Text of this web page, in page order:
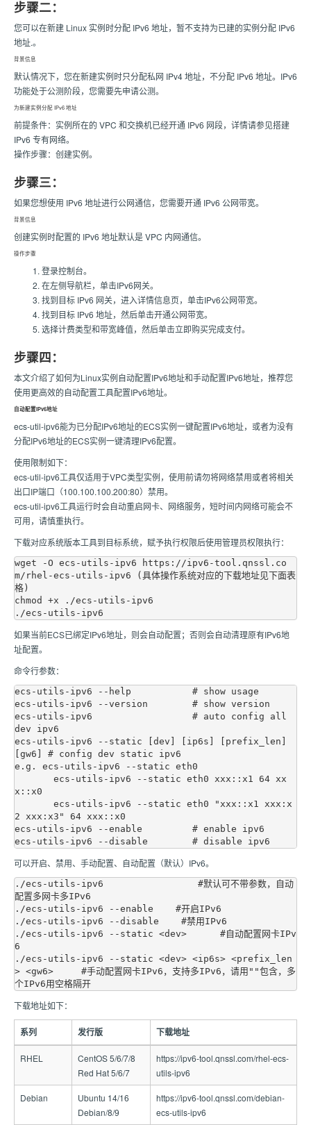
步骤二：
您可以在新建 Linux 实例时分配 IPv6 地址，暂不支持为已建的实例分配 IPv6
地址.。
背景信息
默认情况下，您在新建实例时只分配私网 IPv4 地址，不分配 IPv6 地址。IPv6
功能处于公测阶段，您需要先申请公测。
为新建实例分配 IPv6 地址
前提条件：实例所在的 VPC 和交换机已经开通 IPv6 网段，详情请参见搭建
IPv6 专有网络。
操作步骤：创建实例。
步骤三：
如果您想使用 IPv6 地址进行公网通信，您需要开通 IPv6 公网带宽。
背景信息
创建实例时配置的 IPv6 地址默认是 VPC 内网通信。
操作步骤
登录控制台。
在左侧导航栏，单击IPv6网关。
找到目标 IPv6 网关，进入详情信息页，单击IPv6公网带宽。
找到目标 IPv6 地址，然后单击开通公网带宽。
选择计费类型和带宽峰值，然后单击立即购买完成支付。
步骤四：
本文介绍了如何为Linux实例自动配置IPv6地址和手动配置IPv6地址，推荐您
使用更高效的自动配置工具配置IPv6地址。
自动配置IPv6地址
ecs-util-ipv6能为已分配IPv6地址的ECS实例一键配置IPv6地址，或者为没有
分配IPv6地址的ECS实例一键清理IPv6配置。
使用限制如下：
ecs-util-ipv6工具仅适用于VPC类型实例，使用前请勿将网络禁用或者将相关
出口IP端口（100.100.100.200:80）禁用。
ecs-util-ipv6工具运行时会自动重启网卡、网络服务，短时间内网络可能会不
可用，请慎重执行。
下载对应系统版本工具到目标系统，赋予执行权限后使用管理员权限执行：
wget -O ecs-utils-ipv6 https://ipv6-tool.qnssl.co
m/rhel-ecs-utils-ipv6 (具体操作系统对应的下载地址见下面表
格)
chmod +x ./ecs-utils-ipv6
如果当前ECS已绑定IPv6地址，则会自动配置；否则会自动清理原有IPv6地
址配置。
命令行参数：
ecs-utils-ipv6 --help           # show usage
ecs-utils-ipv6 --version        # show version
ecs-utils-ipv6                  # auto config all
dev ipv6
ecs-utils-ipv6 --static [dev] [ip6s] [prefix_len]
[gw6] # config dev static ipv6
e.g. ecs-utils-ipv6 --static eth0
x::x0
2 xxx:x3" 64 xxx::x0
ecs-utils-ipv6 --enable         # enable ipv6
可以开启、禁用、手动配置、自动配置（默认）IPv6。
./ecs-utils-ipv6                 #默认可不带参数，自动
配置多网卡多IPv6
./ecs-utils-ipv6 --enable    #开启IPv6
./ecs-utils-ipv6 --disable    #禁用IPv6
./ecs-utils-ipv6 --static <dev>      #自动配置网卡IPv
6
./ecs-utils-ipv6 --static <dev> <ip6s> <prefix_len
> <gw6>     #手动配置网卡IPv6，支持多IPv6，请用""包含，多
下载地址如下：
系列 发行版 下载地址
RHEL
CentOS 5/6/7/8
Red Hat 5/6/7
https://ipv6-tool.qnssl.com/rhel-ecs-
utils-ipv6
Debian
Ubuntu 14/16
Debian/8/9
https://ipv6-tool.qnssl.com/debian-
ecs-utils-ipv6